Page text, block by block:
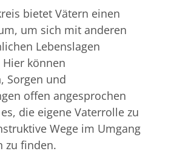
bietet Vätern einen
um sich mit anderen
Lebenslagen
können
Sorgen und
offen angesprochen
die eigene Vaterrolle zu
Wege im Umgang
zu finden.